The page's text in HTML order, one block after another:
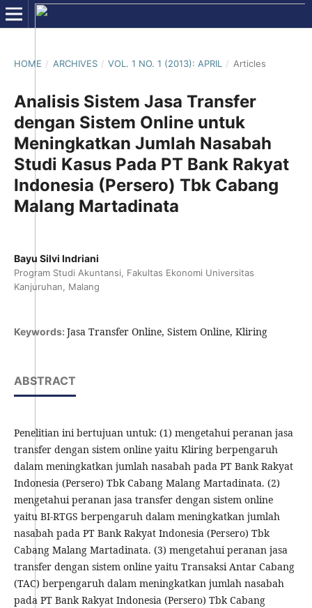
HOME / ARCHIVES / VOL. 1 NO. 1 (2013): APRIL / Articles
Analisis Sistem Jasa Transfer
dengan Sistem Online untuk
Meningkatkan Jumlah Nasabah
Studi Kasus Pada PT Bank Rakyat
Indonesia (Persero) Tbk Cabang
Malang Martadinata
Bayu Silvi Indriani
Program Studi Akuntansi, Fakultas Ekonomi Universitas
Kanjuruhan, Malang
Keywords: Jasa Transfer Online, Sistem Online, Kliring
ABSTRACT
Penelitian ini bertujuan untuk: (1) mengetahui peranan jasa
transfer dengan sistem online yaitu Kliring berpengaruh
dalam meningkatkan jumlah nasabah pada PT Bank Rakyat
Indonesia (Persero) Tbk Cabang Malang Martadinata. (2)
mengetahui peranan jasa transfer dengan sistem online
yaitu BI-RTGS berpengaruh dalam meningkatkan jumlah
nasabah pada PT Bank Rakyat Indonesia (Persero) Tbk
Cabang Malang Martadinata. (3) mengetahui peranan jasa
transfer dengan sistem online yaitu Transaksi Antar Cabang
(TAC) berpengaruh dalam meningkatkan jumlah nasabah
pada PT Bank Rakyat Indonesia (Persero) Tbk Cabang